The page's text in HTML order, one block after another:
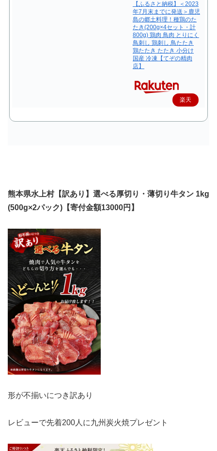
【ふるさと納税】＜2023
年7月末までに発送＞鹿児
島の郷土料理！種鶏のた
たき(200g×4セット・計
800g) 鶏肉 鳥肉 とりにく
鳥刺し 鶏刺し 鳥たたき
鶏たたき たたき 小分け
国産 冷凍【てぞの精肉
店】
楽天
熊本県水上村【訳あり】選べる厚切り・薄切り牛タン 1kg
(500g×2パック)【寄付金額13000円】
形が不揃いにつき訳あり
レビューで先着200人に九州炭火焼プレゼント